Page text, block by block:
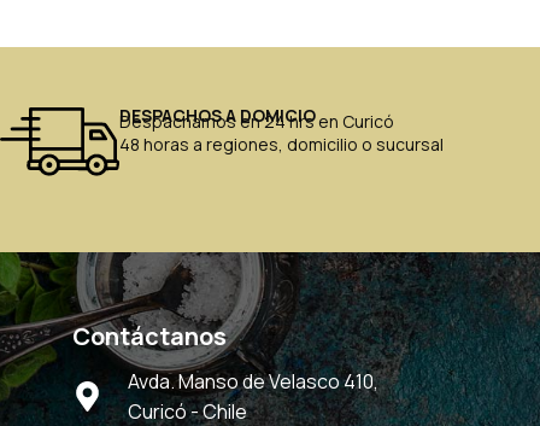
DESPACHOS A DOMICIO
Despachamos en 24 hrs en Curicó
48 horas a regiones, domicilio o sucursal
Contáctanos
Avda. Manso de Velasco 410,
Curicó - Chile